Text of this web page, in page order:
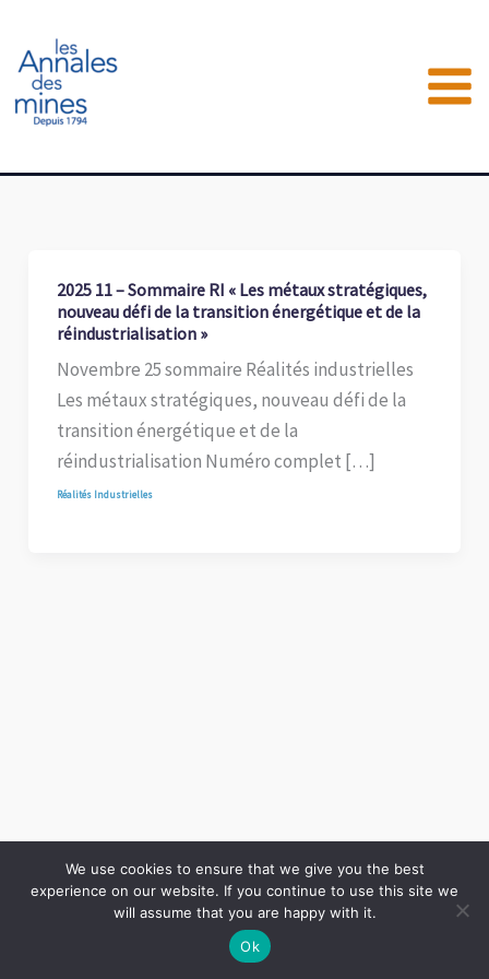
contenu
2025 11 – Sommaire RI « Les métaux stratégiques,
nouveau défi de la transition énergétique et de la
réindustrialisation »
Novembre 25 sommaire Réalités industrielles
Les métaux stratégiques, nouveau défi de la
transition énergétique et de la
réindustrialisation Numéro complet […]
Réalités Industrielles
Copyright © 2026 LES ANNALES DES MINES | Powered by Thème WordPress Astra
We use cookies to ensure that we give you the best
experience on our website. If you continue to use this site we
will assume that you are happy with it.
Ok